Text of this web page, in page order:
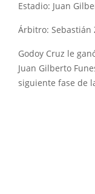
Estadio: Juan
Árbitro: Sebastián
Godoy Cruz le
Juan Gilberto
siguiente fase de